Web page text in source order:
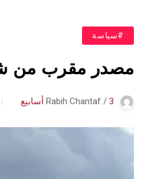
#سياسة
مصدر مقرب من
Rabih Chantaf / 3 أسابيع